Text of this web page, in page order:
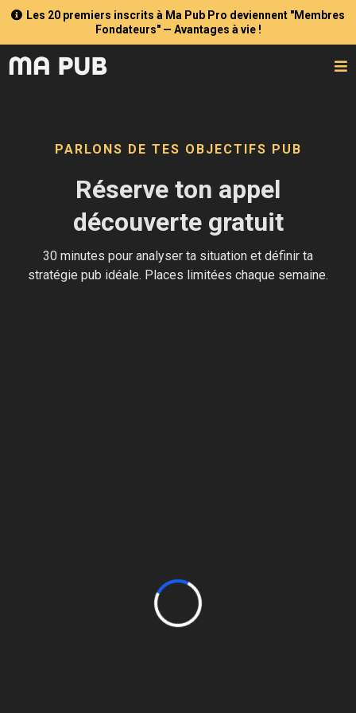
Les 20 premiers inscrits à Ma Pub Pro deviennent "Membres
Fondateurs" — Avantages à vie !
PARLONS DE TES OBJECTIFS PUB
Réserve ton appel
découverte gratuit
30 minutes pour analyser ta situation et définir ta
stratégie pub idéale. Places limitées chaque semaine.